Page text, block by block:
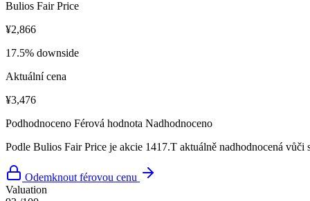
Bulios Fair Price
¥2,866
17.5% downside
Aktuální cena
¥3,476
Podhodnoceno Férová hodnota Nadhodnoceno
Podle Bulios Fair Price je akcie 1417.T aktuálně nadhodnocená vůči
Odemknout férovou cenu
Valuation